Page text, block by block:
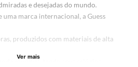
e desejadas do mundo.
marca internacional, a Guess
produzidos com materiais de alta
mundial, tendo seus relógios
Ver mais